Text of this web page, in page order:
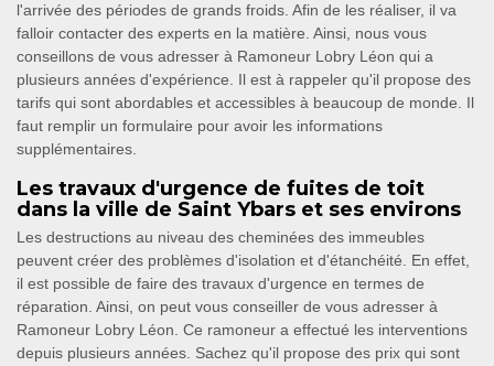
l'arrivée des périodes de grands froids. Afin de les réaliser, il va
falloir contacter des experts en la matière. Ainsi, nous vous
conseillons de vous adresser à Ramoneur Lobry Léon qui a
plusieurs années d'expérience. Il est à rappeler qu'il propose des
tarifs qui sont abordables et accessibles à beaucoup de monde. Il
faut remplir un formulaire pour avoir les informations
supplémentaires.
Les travaux d'urgence de fuites de toit
dans la ville de Saint Ybars et ses environs
Les destructions au niveau des cheminées des immeubles
peuvent créer des problèmes d'isolation et d'étanchéité. En effet,
il est possible de faire des travaux d'urgence en termes de
réparation. Ainsi, on peut vous conseiller de vous adresser à
Ramoneur Lobry Léon. Ce ramoneur a effectué les interventions
depuis plusieurs années. Sachez qu'il propose des prix qui sont